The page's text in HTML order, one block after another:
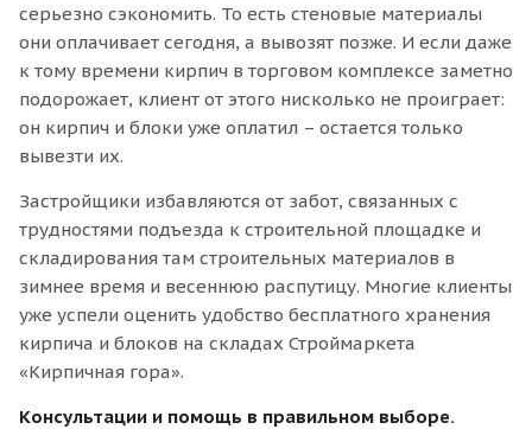
серьезно сэкономить. То есть стеновые материалы
они оплачивает сегодня, а вывозят позже. И если даже
к тому времени кирпич в торговом комплексе заметно
подорожает, клиент от этого нисколько не проиграет:
он кирпич и блоки уже оплатил – остается только
вывезти их.
Застройщики избавляются от забот, связанных с
трудностями подъезда к строительной площадке и
складирования там строительных материалов в
зимнее время и весеннюю распутицу. Многие клиенты
уже успели оценить удобство бесплатного хранения
кирпича и блоков на складах Строймаркета
«Кирпичная гора».
Консультации и помощь в правильном выборе.